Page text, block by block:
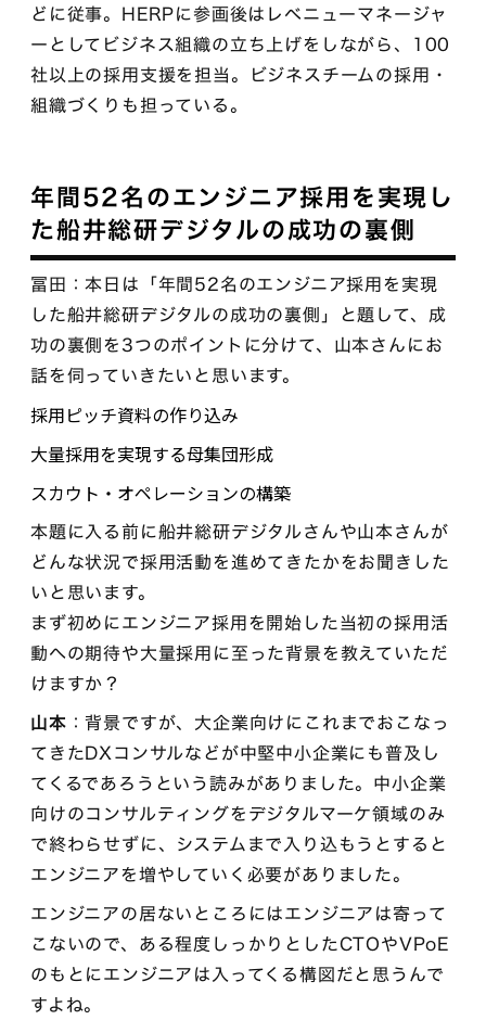
どに従事。HERPに参画後はレベニューマネージャ
ーとしてビジネス組織の立ち上げをしながら、100
社以上の採用支援を担当。ビジネスチームの採用・
組織づくりも担っている。
年間52名のエンジニア採用を実現し
た船井総研デジタルの成功の裏側
冨田：本日は「年間52名のエンジニア採用を実現
した船井総研デジタルの成功の裏側」と題して、成
功の裏側を3つのポイントに分けて、山本さんにお
話を伺っていきたいと思います。
採用ピッチ資料の作り込み
大量採用を実現する母集団形成
スカウト・オペレーションの構築
本題に入る前に船井総研デジタルさんや山本さんが
どんな状況で採用活動を進めてきたかをお聞きした
いと思います。
まず初めにエンジニア採用を開始した当初の採用活
動への期待や大量採用に至った背景を教えていただ
けますか？
山本 ：背景ですが、大企業向けにこれまでおこなっ
てきたDXコンサルなどが中堅中小企業にも普及し
てくるであろうという読みがありました。中小企業
向けのコンサルティングをデジタルマーケ領域のみ
で終わらせずに、システムまで入り込もうとすると
エンジニアを増やしていく必要がありました。
エンジニアの居ないところにはエンジニアは寄って
こないので、ある程度しっかりとしたCTOやVPoE
のもとにエンジニアは入ってくる構図だと思うんで
すよね。